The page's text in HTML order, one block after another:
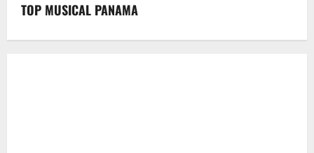
TOP MUSICAL PANAMA